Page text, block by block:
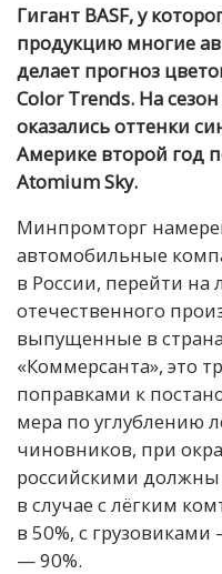
Гигант BASF, у
продукцию многие
делает прогноз
Color Trends. На
оказались оттенки
Америке второй год
Atomium Sky.
Минпромторг
автомобильные
в России, перейти на
отечественного
выпущенные в
«Коммерсанта», это
поправками к
мера по углублению
чиновников, при
российскими должны
в случае с лёгким
в 50%, с
— 90%.